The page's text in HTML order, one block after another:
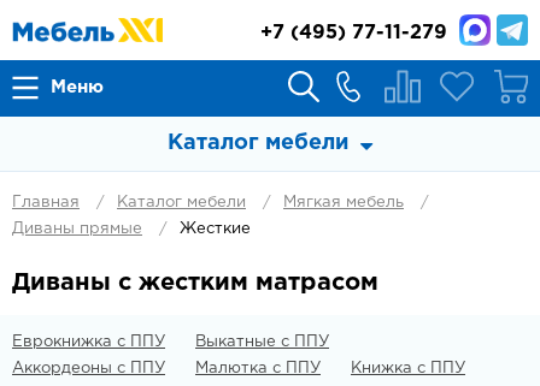
Меню
+7 (495) 77-11-279
Каталог мебели
Главная Каталог мебели
Мягкая мебель
Диваны прямые
Жесткие
Диваны с жестким матрасом
Еврокнижка с ППУ
Выкатные с ППУ
Аккордеоны с ППУ
Малютка с ППУ
Книжка с ППУ